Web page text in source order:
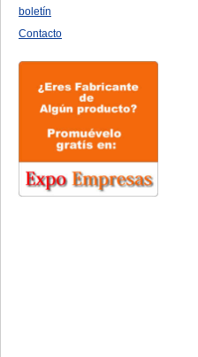
boletín
Contacto